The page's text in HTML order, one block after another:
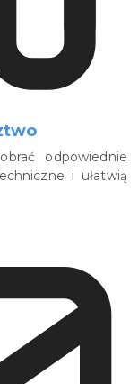
odpowiednie
i ułatwią